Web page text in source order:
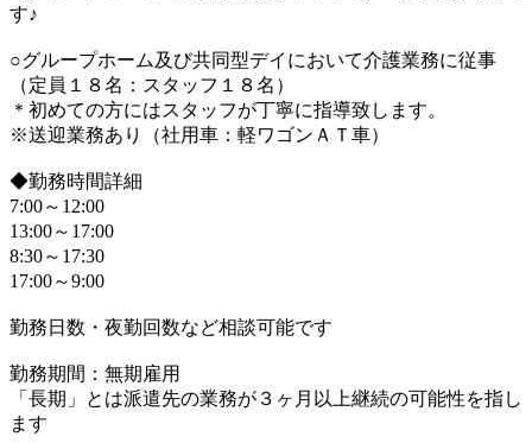
す♪
○グループホーム及び共同型デイにおいて介護業務に従事
（定員１８名：スタッフ１８名）
＊初めての方にはスタッフが丁寧に指導致します。
※送迎業務あり（社用車：軽ワゴンＡＴ車）
◆勤務時間詳細
7:00～12:00
13:00～17:00
8:30～17:30
17:00～9:00
勤務日数・夜勤回数など相談可能です
勤務期間：無期雇用
「長期」とは派遣先の業務が３ヶ月以上継続の可能性を指し
ます